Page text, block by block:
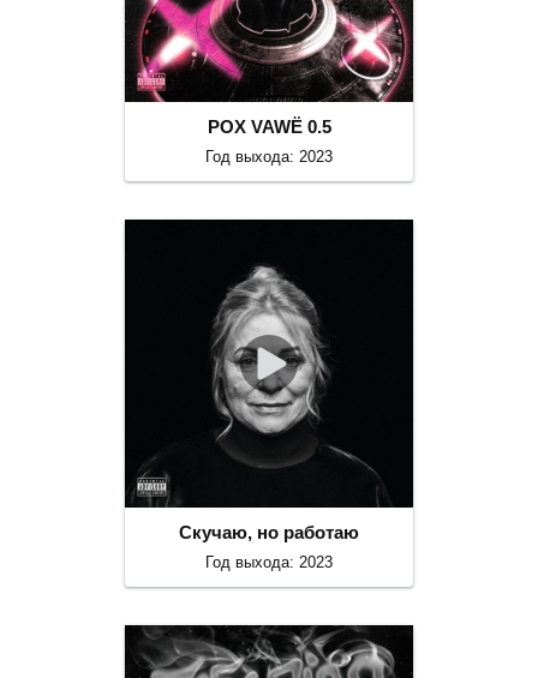
POX VAWË 0.5
Год выхода: 2023
Скучаю, но работаю
Год выхода: 2023